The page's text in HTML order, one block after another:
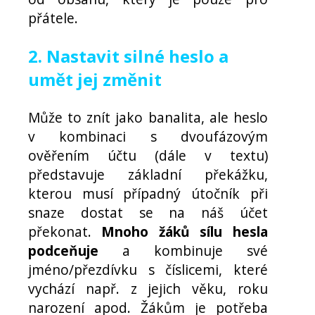
přátele.
2. Nastavit silné heslo a
umět jej změnit
Může to znít jako banalita, ale heslo
v kombinaci s dvoufázovým
ověřením účtu (dále v textu)
představuje základní překážku,
kterou musí případný útočník při
snaze dostat se na náš účet
překonat. Mnoho žáků sílu hesla
podceňuje a kombinuje své
jméno/přezdívku s číslicemi, které
vychází např. z jejich věku, roku
narození apod. Žákům je potřeba